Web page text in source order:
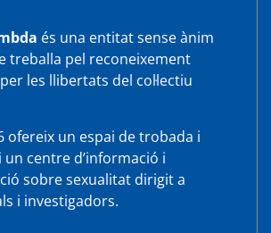
és una entitat sense ànim
treballa pel reconeixement
les llibertats del col·lectiu
ofereix un espai de trobada i
centre d’informació i
sobre sexualitat dirigit a
i investigadors.